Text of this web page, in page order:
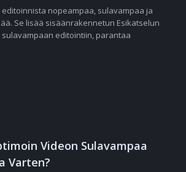
editoinnista nopeampaa, sulavampaa ja
Se lisää sisäänrakennetun Esikatselun
editointiin, parantaa
Videon Sulavampaa
Varten?